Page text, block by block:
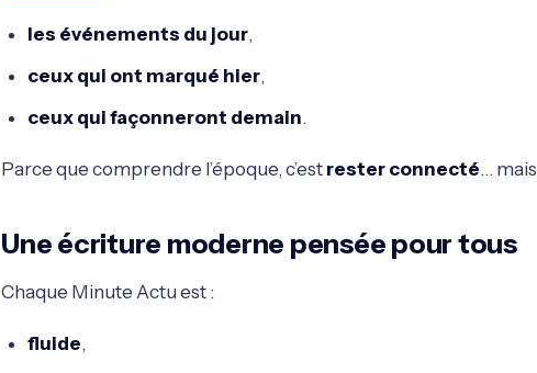
les événements du jour,
ceux qui ont marqué hier,
ceux qui façonneront demain.
Parce que comprendre l’époque, c’est rester connecté… mais
Une écriture moderne pensée pour tous
Chaque Minute Actu est :
fluide,